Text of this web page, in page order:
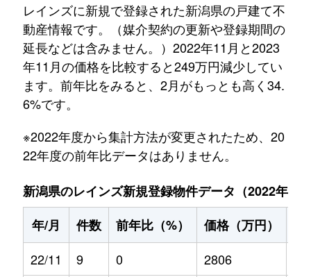
レインズに新規で登録された新潟県の戸建て不
動産情報です。（媒介契約の更新や登録期間の
延長などは含みません。）2022年11月と2023
年11月の価格を比較すると249万円減少してい
ます。前年比をみると、2月がもっとも高く34.
6%です。
※2022年度から集計方法が変更されたため、20
22年度の前年比データはありません。
新潟県のレインズ新規登録物件データ（2022年11
年/月
件数 前年比（%） 価格（万円）
22/11
9 0 2806